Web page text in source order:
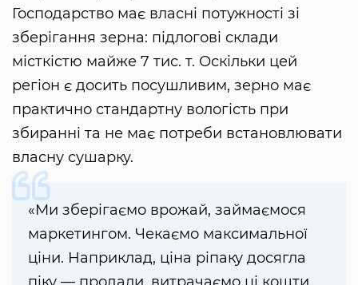
Господарство має власні потужності зі
зберігання зерна: підлогові склади
місткістю майже 7 тис. т. Оскільки цей
регіон є досить посушливим, зерно має
практично стандартну вологість при
збиранні та не має потреби встановлювати
власну сушарку.
«Ми зберігаємо врожай, займаємося
маркетингом. Чекаємо максимальної
ціни. Наприклад, ціна ріпаку досягла